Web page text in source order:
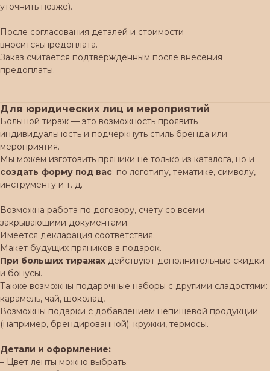
уточнить позже).
После согласования деталей и стоимости
вноситсяьпредоплата.
Заказ считается подтверждённым после внесения
предоплаты.
Для юридических лиц и мероприятий
Большой тираж — это возможность проявить
индивидуальность и подчеркнуть стиль бренда или
мероприятия.
Мы можем изготовить пряники не только из каталога, но и
создать форму под вас: по логотипу, тематике, символу,
инструменту и т. д.
Возможна работа по договору, счету со всеми
закрывающими документами.
Имеется декларация соответствия.
Макет будущих пряников в подарок.
При больших тиражах действуют дополнительные скидки
и бонусы.
Также возможны подарочные наборы с другими сладостями:
карамель, чай, шоколад,
Возможны подарки с добавлением непищевой продукции
(например, брендированной): кружки, термосы.
Детали и оформление:
– Цвет ленты можно выбрать.